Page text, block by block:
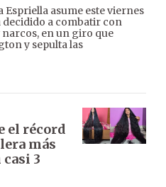
Espriella asume este viernes
decidido a combatir con
en un giro que
y sepulta las
el récord
más
3